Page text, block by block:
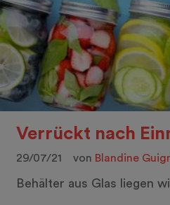
Verrückt nach
29/07/21 von Blandine
Behälter aus Glas liegen